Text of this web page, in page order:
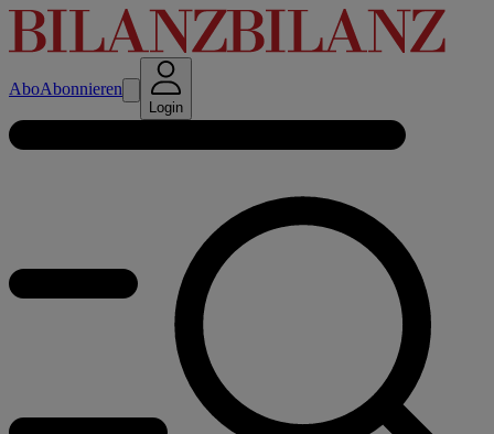
AboAbonnieren
Login